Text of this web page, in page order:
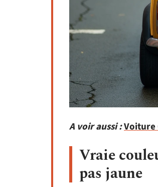
A voir aussi :Voiture
Vraie
pas jaune